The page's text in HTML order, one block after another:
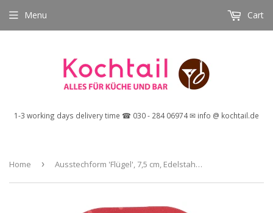
1-3 working days delivery time ☎ 030 - 284 06974 ✉ info @ kochtail.de
Menu Cart
Home › Ausstechform 'Flügel', 7,5 cm, Edelstahl, auf Geschenkkarte